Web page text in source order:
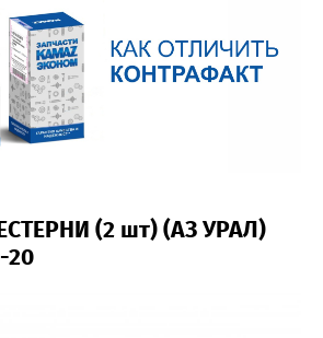
(2 шт) (АЗ УРАЛ)
20